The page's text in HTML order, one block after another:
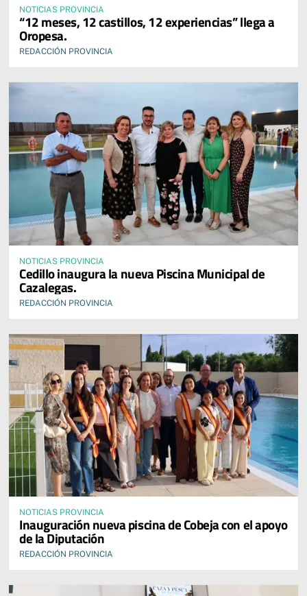
NOTICIAS PROVINCIA
“12 meses, 12 castillos, 12 experiencias” llega a
Oropesa.
REDACCIÓN PROVINCIA
NOTICIAS PROVINCIA
Cedillo inaugura la nueva Piscina Municipal de
Cazalegas.
REDACCIÓN PROVINCIA
NOTICIAS PROVINCIA
Inauguración nueva piscina de Cobeja con el apoyo
de la Diputación
REDACCIÓN PROVINCIA